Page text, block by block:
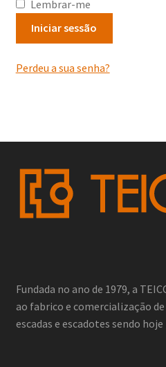
Lembrar-me
Iniciar sessão
Perdeu a sua senha?
Fundada no ano de 1979, a
ao fabrico e comercialização
escadas e escadotes sendo